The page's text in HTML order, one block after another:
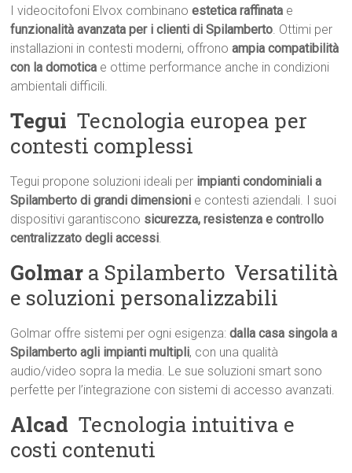
I videocitofoni Elvox combinanoestetica raffinata e
funzionalità avanzata per i clienti di Spilamberto. Ottimi per
installazioni in contesti moderni, offronoampia compatibilità
con la domotica e ottime performance anche in condizioni
ambientali difficili.
Tegui  Tecnologia europea per
contesti complessi
Tegui propone soluzioni ideali per impianti condominiali a
Spilamberto di grandi dimensioni e contesti aziendali. I suoi
dispositivi garantiscono sicurezza, resistenza e controllo
centralizzato degli accessi.
Golmar a Spilamberto  Versatilità
e soluzioni personalizzabili
Golmar offre sistemi per ogni esigenza:dalla casa singola a
Spilamberto agli impianti multipli, con una qualità
audio/video sopra la media. Le sue soluzioni smart sono
perfette per l’integrazione con sistemi di accesso avanzati.
Alcad  Tecnologia intuitiva e
costi contenuti